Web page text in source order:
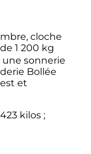
cloche
1 200 kg
une sonnerie
Bollée
et
kilos ;